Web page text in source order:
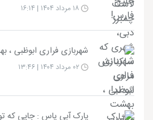
شهربازی فراری ابوظبی ،
پارک آبی یاس : جایی که